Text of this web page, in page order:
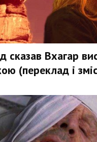
сказав Вхагар
(переклад і